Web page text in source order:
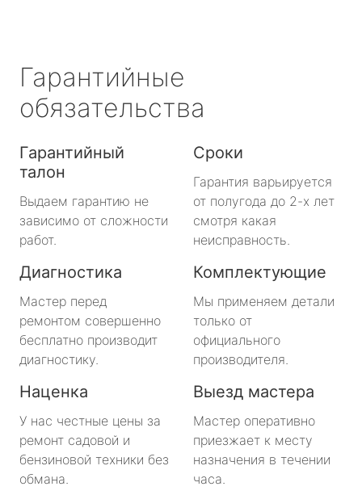
Гарантийные
обязательства
Гарантийный
талон
Выдаем гарантию не
зависимо от сложности
работ.
Сроки
Гарантия варьируется
от полугода до 2-х лет
смотря какая
неисправность.
Диагностика
Мастер перед
ремонтом совершенно
бесплатно производит
диагностику.
Комплектующие
Мы применяем детали
только от
официального
производителя.
Наценка
У нас честные цены за
ремонт садовой и
бензиновой техники без
обмана.
Выезд мастера
Мастер оперативно
приезжает к месту
назначения в течении
часа.